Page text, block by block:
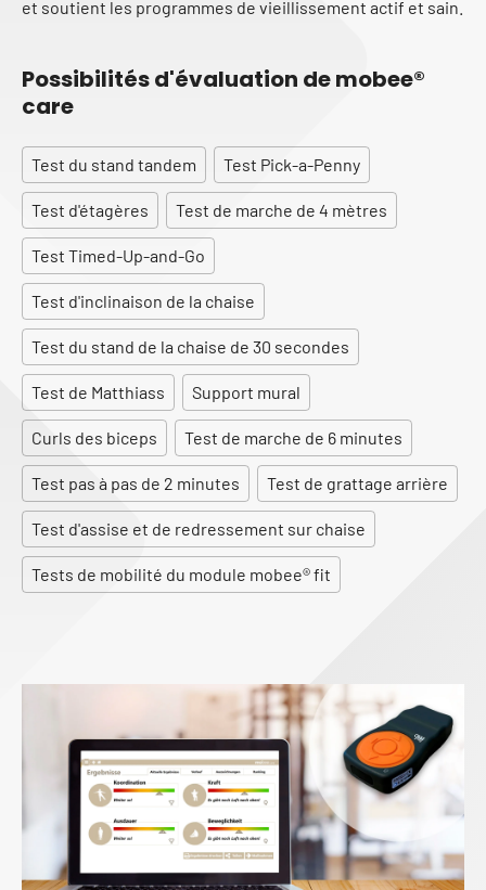
et soutient les programmes de vieillissement actif et sain.
Possibilités d'évaluation de mobee®
care
Test du stand tandem Test Pick-a-Penny
Test d'étagères Test de marche de 4 mètres
Test Timed-Up-and-Go
Test d'inclinaison de la chaise
Test du stand de la chaise de 30 secondes
Test de Matthiass Support mural
Curls des biceps Test de marche de 6 minutes
Test pas à pas de 2 minutes Test de grattage arrière
Test d'assise et de redressement sur chaise
Tests de mobilité du module mobee® fit